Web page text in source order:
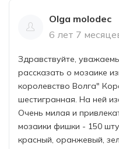
Olga molodec
6 лет 7
Здравствуйте,
рассказать о мозаике
королевство Волга"
шестигранная. На ней
Очень милая и
мозаики фишки - 150
красный, оранжевый,